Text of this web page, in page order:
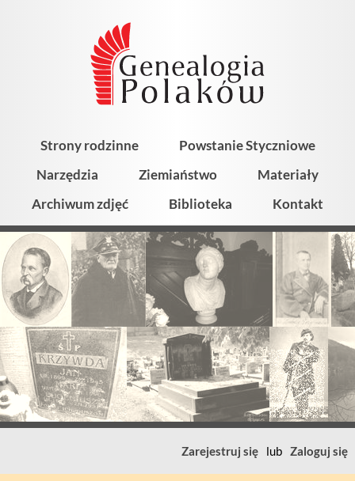
Strony rodzinne
Powstanie Styczniowe
Narzędzia
Ziemiaństwo
Materiały
Archiwum zdjęć
Biblioteka Kontakt
Zarejestruj się lub Zaloguj się